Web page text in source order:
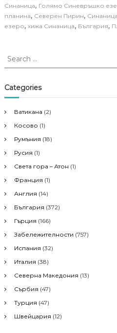
Синаница, Голямо Синевръшко
планина, Северен Пирин, Синаница
езеро, хижа Синаница, България,
S
r
c
f
o
r
Categories
Ватикана (2)
Косово (1)
Румъния (18)
Русия (1)
Света гора – Атон (1)
Франция (1)
Англия (14)
България (372)
Гърция (166)
Забележителности (757)
Испания (32)
Италия (38)
Северна Македония (13)
Сърбия (47)
Турция (47)
Швейцария (12)